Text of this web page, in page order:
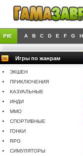
A B C D E F G H
Игры по жанрам
ЭКШЕН
ПРИКЛЮЧЕНИЯ
КАЗУАЛЬНЫЕ
ИНДИ
MMO
СПОРТИВНЫЕ
ГОНКИ
RPG
СИМУЛЯТОРЫ